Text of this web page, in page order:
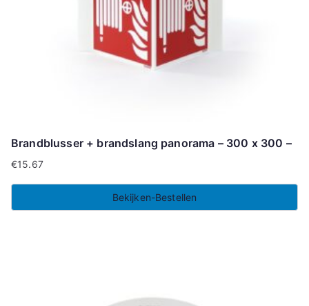
Brandblusser + brandslang panorama – 300 x 300 –
€15.67
Bekijken-Bestellen